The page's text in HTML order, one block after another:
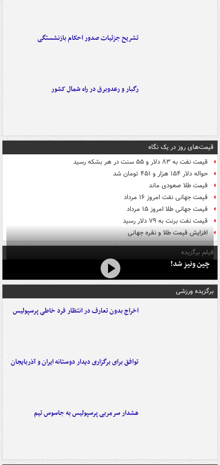
تشریح جزئیات صدور احکام بازنشستگی
رگبار و رعدوبرق در راه شمال کشور
قیمت‌های روز در یک نگاه
قیمت نفت به ۸۳ دلار و ۵۵ سنت در هر بشکه رسید
حواله دلار ۱۵۴ هزار و ۴۵۱ تومان شد
قیمت طلا صعودی ماند
قیمت جهانی نفت امروز ۱۶ مرداد
قیمت جهانی طلا امروز ۱۵ مرداد
قیمت نفت برنت به ۷۹ دلار رسید
افزایش قیمت طلا و نقره جهانی
فیلم برگزیده
چین ونیز شد!
برگزیده ورزشی
اخراج بدون تعارف در انتظار فرد خاطی پرسپولیس
توافق برای برگزاری دیدار دوستانه ایران و آذربایجان
هشدار سرمربی پرسپولیس به جاسوس تیم